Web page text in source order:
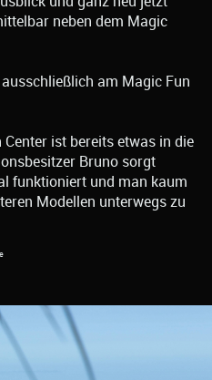
neben dem Magic
am Magic Fun
ist bereits etwas in die
Bruno sorgt
funktioniert und man kaum
Modellen unterwegs zu